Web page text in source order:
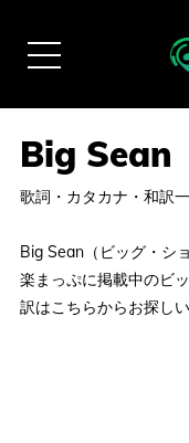
歌詞・カタカナ・和訳
Big Sean（ビッグ・シ
楽まっぷに掲載中のビ
訳はこちらからお探しい